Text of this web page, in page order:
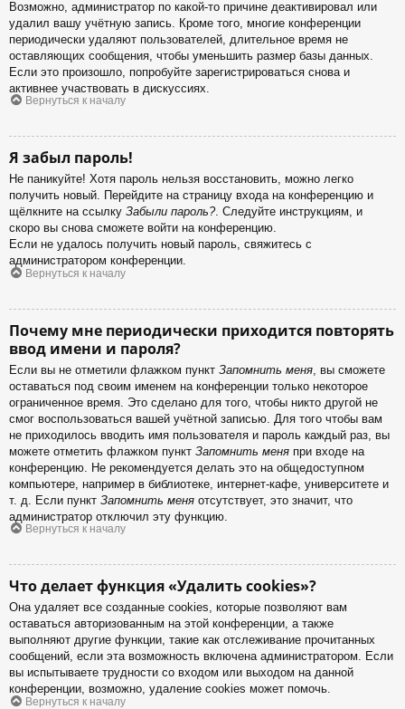
Возможно, администратор по какой-то причине деактивировал или
удалил вашу учётную запись. Кроме того, многие конференции
периодически удаляют пользователей, длительное время не
оставляющих сообщения, чтобы уменьшить размер базы данных.
Если это произошло, попробуйте зарегистрироваться снова и
активнее участвовать в дискуссиях.
Вернуться к началу
Я забыл пароль!
Не паникуйте! Хотя пароль нельзя восстановить, можно легко
получить новый. Перейдите на страницу входа на конференцию и
щёлкните на ссылку Забыли пароль?. Следуйте инструкциям, и
скоро вы снова сможете войти на конференцию.
Если не удалось получить новый пароль, свяжитесь с
администратором конференции.
Вернуться к началу
Почему мне периодически приходится повторять
ввод имени и пароля?
Если вы не отметили флажком пункт Запомнить меня , вы сможете
оставаться под своим именем на конференции только некоторое
ограниченное время. Это сделано для того, чтобы никто другой не
смог воспользоваться вашей учётной записью. Для того чтобы вам
не приходилось вводить имя пользователя и пароль каждый раз, вы
можете отметить флажком пункт Запомнить меня при входе на
конференцию. Не рекомендуется делать это на общедоступном
компьютере, например в библиотеке, интернет-кафе, университете и
т. д. Если пункт Запомнить меня отсутствует, это значит, что
администратор отключил эту функцию.
Вернуться к началу
Что делает функция «Удалить cookies»?
Она удаляет все созданные cookies, которые позволяют вам
оставаться авторизованным на этой конференции, а также
выполняют другие функции, такие как отслеживание прочитанных
сообщений, если эта возможность включена администратором. Если
вы испытываете трудности со входом или выходом на данной
конференции, возможно, удаление cookies может помочь.
Вернуться к началу